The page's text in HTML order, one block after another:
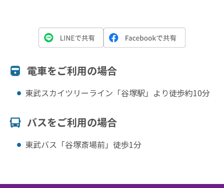
電⾞をご利⽤の場合
東武スカイツリーライン「谷塚駅」より徒歩約10分
バスをご利⽤の場合
東武バス「谷塚斎場前」徒歩1分